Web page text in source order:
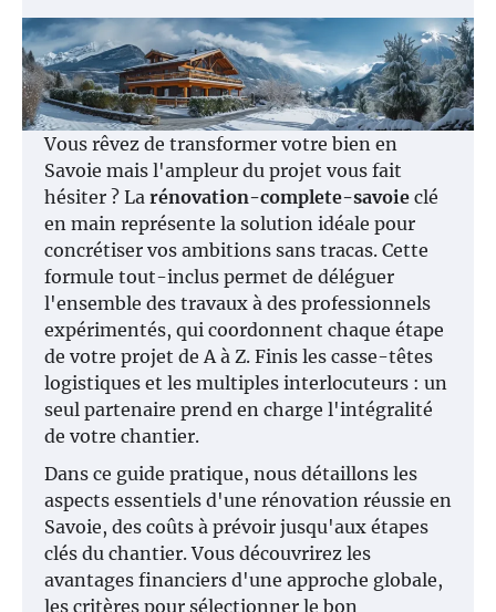
Vous rêvez de transformer votre bien en
Savoie mais l'ampleur du projet vous fait
hésiter ? La rénovation-complete-savoie clé
en main représente la solution idéale pour
concrétiser vos ambitions sans tracas. Cette
formule tout-inclus permet de déléguer
l'ensemble des travaux à des professionnels
expérimentés, qui coordonnent chaque étape
de votre projet de A à Z. Finis les casse-têtes
logistiques et les multiples interlocuteurs : un
seul partenaire prend en charge l'intégralité
de votre chantier.
Dans ce guide pratique, nous détaillons les
aspects essentiels d'une rénovation réussie en
Savoie, des coûts à prévoir jusqu'aux étapes
clés du chantier. Vous découvrirez les
avantages financiers d'une approche globale,
les critères pour sélectionner le bon